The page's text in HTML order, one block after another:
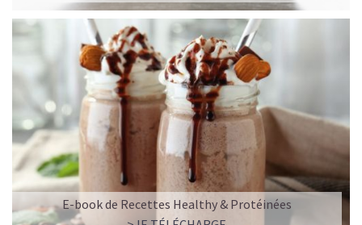
L’ALLIANCE PARFAITE ENTRE PLAISIR ET
E-book de Recettes Healthy & Protéinées